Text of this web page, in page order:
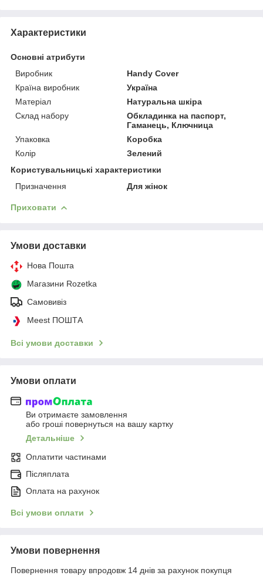
Характеристики
Основні атрибути
Виробник
Handy Cover
Країна виробник
Україна
Матеріал
Натуральна шкіра
Склад набору
Обкладинка на паспорт,
Гаманець, Ключница
Упаковка
Коробка
Колір
Зелений
Користувальницькі характеристики
Призначення
Для жінок
Приховати
Умови доставки
Нова Пошта
Магазини Rozetka
Самовивіз
Meest ПОШТА
Всі умови доставки
Умови оплати
Ви отримаєте замовлення
або гроші повернуться на вашу картку
Детальніше
Оплатити частинами
Післяплата
Оплата на рахунок
Всі умови оплати
Умови повернення
Повернення товару впродовж 14 днів за рахунок покупця